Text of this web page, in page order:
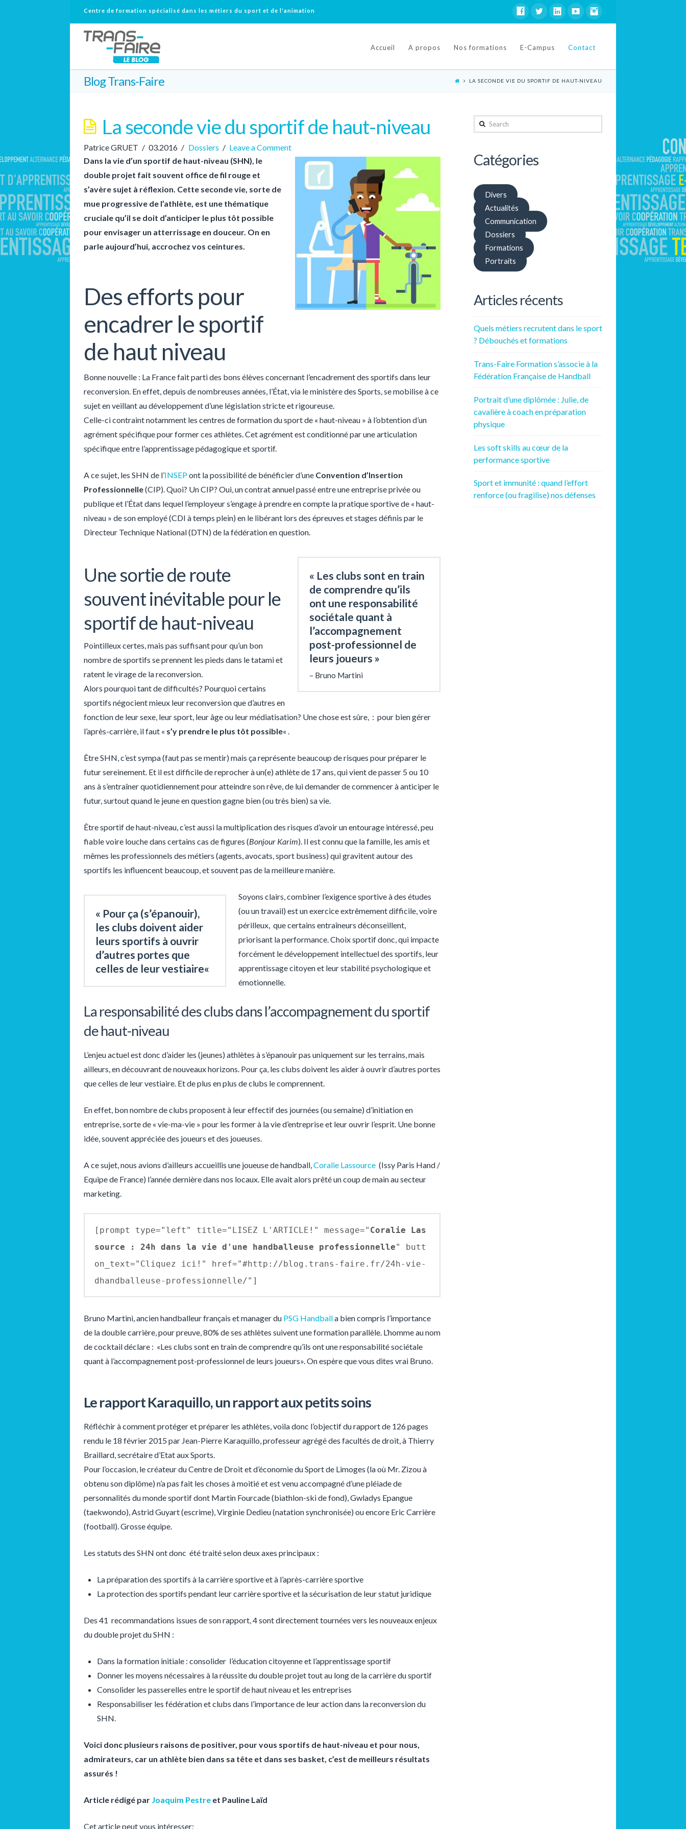
Centre de formation spécialisé dans les métiers du sport et de l'animation
Accueil A propos Nos formations E-Campus Contact
Blog Trans-Faire LA SECONDE VIE DU SPORTIF DE HAUT-NIVEAU
La seconde vie du sportif de haut-niveau
Patrice GRUET 03.2016 Dossiers
Leave a Comment
Dans la vie d’un sportif de haut-niveau (SHN), le
double projet fait souvent office de fil rouge et
s’avère sujet à réflexion. Cette seconde vie, sorte de
mue progressive de l’athlète, est une thématique
cruciale qu’il se doit d’anticiper le plus tôt possible
pour envisager un atterrissage en douceur. On en
parle aujourd’hui, accrochez vos ceintures.
Des efforts pour
encadrer le sportif
de haut niveau
Bonne nouvelle : La France fait parti des bons élèves concernant l’encadrement des sportifs dans leur
reconversion. En effet, depuis de nombreuses années, l’État, via le ministère des Sports, se mobilise à ce
sujet en veillant au développement d’une législation stricte et rigoureuse.
Celle-ci contraint notamment les centres de formation du sport de « haut-niveau » à l’obtention d’un
agrément spécifique pour former ces athlètes. Cet agrément est conditionné par une articulation
spécifique entre l’apprentissage pédagogique et sportif.
A ce sujet, les SHN de l’INSEPont la possibilité de bénéficier d’une Convention d’Insertion
Professionnelle(CIP). Quoi? Un CIP? Oui, un contrat annuel passé entre une entreprise privée ou
publique et l’État dans lequel l’employeur s’engage à prendre en compte la pratique sportive de « haut-
niveau » de son employé (CDI à temps plein) en le libérant lors des épreuves et stages définis par le
Directeur Technique National (DTN) de la fédération en question.
« Les clubs sont en train
de comprendre qu’ils
ont une responsabilité
sociétale quant à
l’accompagnement
post-professionnel de
leurs joueurs »
Bruno Martini
Une sortie de route
souvent inévitable pour le
sportif de haut-niveau
Pointilleux certes, mais pas suffisant pour qu’un bon
nombre de sportifs se prennent les pieds dans le tatami et
ratent le virage de la reconversion.
Alors pourquoi tant de difficultés? Pourquoi certains
sportifs négocient mieux leur reconversion que d’autres en
fonction de leur sexe, leur sport, leur âge ou leur médiatisation? Une chose est sûre, : pour bien gérer
l’après-carrière, il faut « s’y prendre le plus tôt possible« .
Être SHN, c’est sympa (faut pas se mentir) mais ça représente beaucoup de risques pour préparer le
futur sereinement. Et il est difficile de reprocher à un(e) athlète de 17 ans, qui vient de passer 5 ou 10
ans à s’entraîner quotidiennement pour atteindre son rêve, de lui demander de commencer à anticiper le
futur, surtout quand le jeune en question gagne bien (ou très bien) sa vie.
Être sportif de haut-niveau, c’est aussi la multiplication des risques d’avoir un entourage intéressé, peu
fiable voire louche dans certains cas de figures (Bonjour Karim). Il est connu que la famille, les amis et
mêmes les professionnels des métiers (agents, avocats, sport business) qui gravitent autour des
sportifs les influencent beaucoup, et souvent pas de la meilleure manière.
« Pour ça (s’épanouir),
les clubs doivent aider
leurs sportifs à ouvrir
d’autres portes que
celles de leur vestiaire«
Soyons clairs, combiner l’exigence sportive à des études
(ou un travail) est un exercice extrêmement difficile, voire
périlleux, que certains entraîneurs déconseillent,
priorisant la performance. Choix sportif donc, qui impacte
forcément le développement intellectuel des sportifs, leur
apprentissage citoyen et leur stabilité psychologique et
émotionnelle.
La responsabilité des clubs dans l’accompagnement du sportif
de haut-niveau
L’enjeu actuel est donc d’aider les (jeunes) athlètes à s’épanouir pas uniquement sur les terrains, mais
ailleurs, en découvrant de nouveaux horizons. Pour ça, les clubs doivent les aider à ouvrir d’autres portes
que celles de leur vestiaire. Et de plus en plus de clubs le comprennent.
En effet, bon nombre de clubs proposent à leur effectif des journées (ou semaine) d’initiation en
entreprise, sorte de « vie-ma-vie » pour les former à la vie d’entreprise et leur ouvrir l’esprit. Une bonne
idée, souvent appréciée des joueurs et des joueuses.
A ce sujet, nous avions d’ailleurs accueillis une joueuse de handball,Coralie Lassource(Issy Paris Hand /
Equipe de France) l’année dernière dans nos locaux. Elle avait alors prêté un coup de main au secteur
marketing.
[prompt type="left" title="LISEZ L'ARTICLE!" message=" Coralie Las
source : 24h dans la vie d'une handballeuse professionnelle" butt
on_text="Cliquez ici!" href="#http://blog.trans-faire.fr/24h-vie-
dhandballeuse-professionnelle/"]
Bruno Martini, ancien handballeur français et manager du PSG Handballa bien compris l’importance
de la double carrière, pour preuve, 80% de ses athlètes suivent une formation parallèle. L’homme au nom
de cocktail déclare : «Les clubs sont en train de comprendre qu’ils ont une responsabilité sociétale
quant à l’accompagnement post-professionnel de leurs joueurs». On espère que vous dites vrai Bruno.
Le rapport Karaquillo, un rapport aux petits soins
Réfléchir à comment protéger et préparer les athlètes, voila donc l’objectif du rapport de 126 pages
rendu le 18 février 2015 par Jean-Pierre Karaquillo, professeur agrégé des facultés de droit, à Thierry
Braillard, secrétaire d’Etat aux Sports.
Pour l’occasion, le créateur du Centre de Droit et d’économie du Sport de Limoges (la où Mr. Zizou à
obtenu son diplôme) n’a pas fait les choses à moitié et est venu accompagné d’une pléiade de
personnalités du monde sportif dont Martin Fourcade (biathlon-ski de fond), Gwladys Epangue
(taekwondo), Astrid Guyart (escrime), Virginie Dedieu (natation synchronisée) ou encore Eric Carrière
(football). Grosse équipe.
Les statuts des SHN ont donc été traité selon deux axes principaux :
La préparation des sportifs à la carrière sportive et à l’après-carrière sportive
La protection des sportifs pendant leur carrière sportive et la sécurisation de leur statut juridique
Des 41 recommandations issues de son rapport, 4 sont directement tournées vers les nouveaux enjeux
du double projet du SHN :
Dans la formation initiale : consolider l’éducation citoyenne et l’apprentissage sportif
Donner les moyens nécessaires à la réussite du double projet tout au long de la carrière du sportif
Consolider les passerelles entre le sportif de haut niveau et les entreprises
Responsabiliser les fédération et clubs dans l’importance de leur action dans la reconversion du
SHN.
Voici donc plusieurs raisons de positiver, pour vous sportifs de haut-niveau et pour nous,
admirateurs, car un athlète bien dans sa tête et dans ses basket, c’est de meilleurs résultats
assurés !
Article rédigé par Joaquim Pestreet Pauline Laïd
Cet article peut vous intéresser:
Search
Catégories
Divers
Actualités
Communication
Dossiers
Formations
Portraits
Articles récents
Quels métiers recrutent dans le sport
? Débouchés et formations
Trans-Faire Formation s’associe à la
Fédération Française de Handball
Portrait d’une diplômée : Julie, de
cavalière à coach en préparation
physique
Les soft skills au cœur de la
performance sportive
Sport et immunité : quand l’effort
renforce (ou fragilise) nos défenses